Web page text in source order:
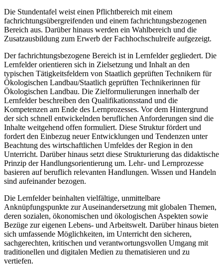
Die Stundentafel weist einen Pflichtbereich mit einem
fachrichtungsübergreifenden und einem fachrichtungsbezogenen
Bereich aus. Darüber hinaus werden ein Wahlbereich und die
Zusatzausbildung zum Erwerb der Fachhochschulreife aufgezeigt.
Der fachrichtungsbezogene Bereich ist in Lernfelder gegliedert. Die
Lernfelder orientieren sich in Zielsetzung und Inhalt an den
typischen Tätigkeitsfeldern von Staatlich geprüften Technikern für
Ökologischen Landbau/Staatlich geprüften Technikerinnen für
Ökologischen Landbau. Die Zielformulierungen innerhalb der
Lernfelder beschreiben den Quali­fikationsstand und die
Kompetenzen am Ende des Lernprozesses. Vor dem Hintergrund
der sich schnell entwickelnden beruflichen Anforderungen sind die
Inhalte weitgehend offen formuliert. Diese Struktur fördert und
fordert den Einbezug neuer Entwicklungen und Tendenzen unter
Beachtung des wirtschaftlichen Umfeldes der Region in den
Unterricht. Darüber hinaus setzt diese Strukturierung das didaktische
Prinzip der Handlungsorientierung um. Lehr- und Lernprozesse
basieren auf beruflich relevanten Handlungen. Wissen und Handeln
sind aufeinander bezogen.
Die Lernfelder beinhalten vielfältige, unmittelbare
Anknüpfungspunkte zur Auseinander­setzung mit globalen Themen,
deren sozialen, ökonomischen und ökologischen Aspekten sowie
Bezüge zur eigenen Lebens- und Arbeitswelt. Darüber hinaus bieten
sich umfassende Möglichkeiten, im Unterricht den sicheren,
sachgerechten, kritischen und verantwortungsvollen Umgang mit
traditionellen und digitalen Medien zu thematisieren und zu
vertiefen.